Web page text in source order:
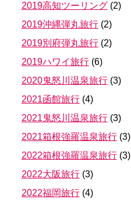
2019高知ツーリング (2)
2019沖縄弾丸旅行 (2)
2019別府弾丸旅行 (2)
2019ハワイ旅行 (6)
2020鬼怒川温泉旅行 (3)
2021函館旅行 (4)
2021鬼怒川温泉旅行 (3)
2021箱根強羅温泉旅行 (3)
2022箱根強羅温泉旅行 (3)
2022大阪旅行 (3)
2022福岡旅行 (4)